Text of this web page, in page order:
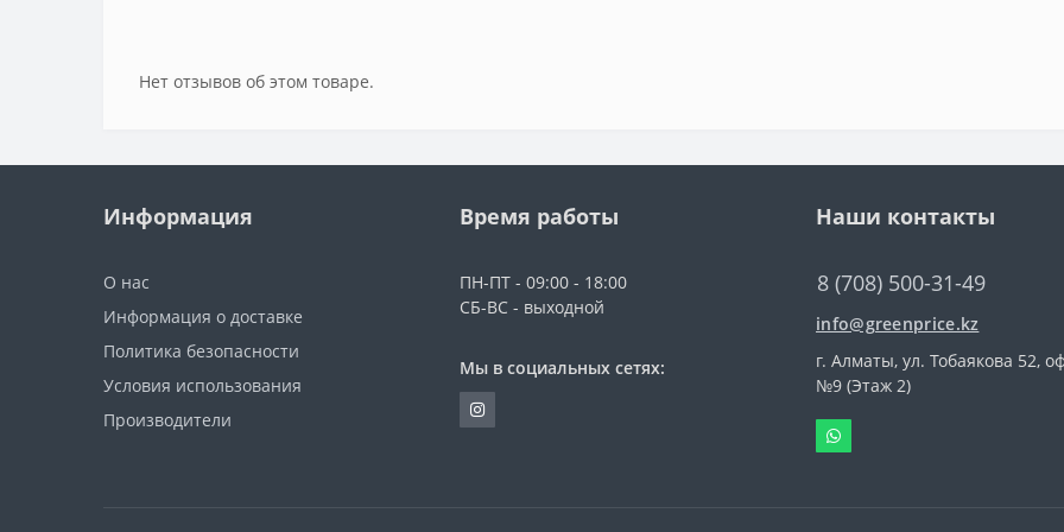
Нет отзывов об этом товаре.
Информация
О нас
Информация о доставке
Политика безопасности
Условия использования
Производители
Время работы
ПН-ПТ - 09:00 - 18:00
СБ-ВС - выходной
Мы в социальных сетях:
Наши контакты
8 (708) 500-31-49
info@greenprice.kz
г. Алматы, ул. Тобаякова 52,
№9 (Этаж 2)